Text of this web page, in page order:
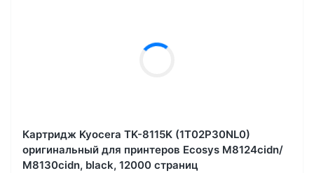
Картридж Kyocera TK-8115K (1T02P30NL0)
оригинальный для принтеров Ecosys M8124cidn/
M8130cidn, black, 12000 страниц